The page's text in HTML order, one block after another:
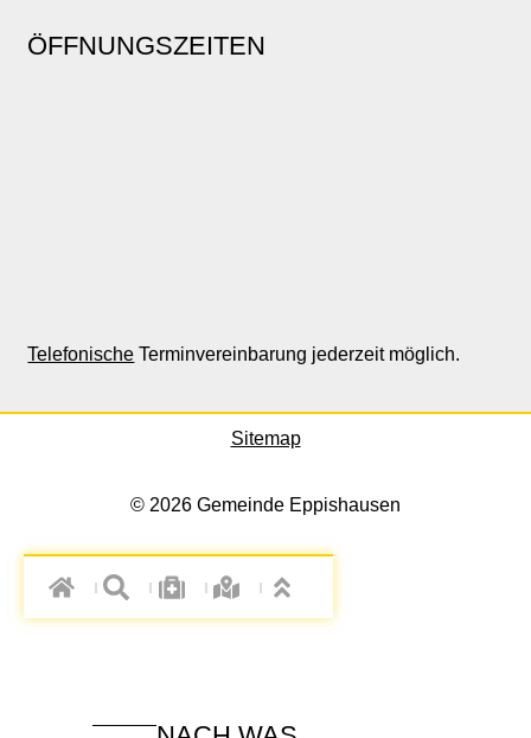
ÖFFNUNGSZEITEN
Telefonische Terminvereinbarung jederzeit möglich.
Sitemap
© 2026 Gemeinde Eppishausen